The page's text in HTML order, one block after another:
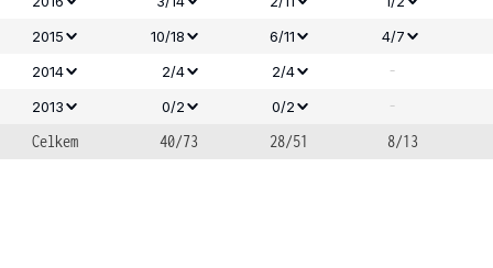
2015
10/18 6/11
4/7
2014
2/4 2/4 -
2013 0/2 0/2
-
Celkem
40/73 28/51 8/13